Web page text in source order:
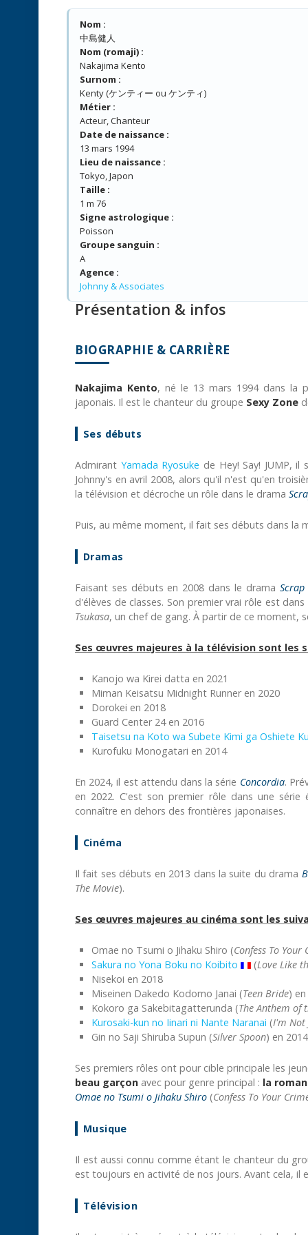
Nom :
中島健人
Nom (romaji) :
Nakajima Kento
Surnom :
Kenty (ケンティー ou ケンティ)
Métier :
Acteur, Chanteur
Date de naissance :
13 mars 1994
Lieu de naissance :
Tokyo, Japon
Taille :
1 m 76
Signe astrologique :
Poisson
Groupe sanguin :
A
Agence :
Johnny & Associates
Présentation & infos
BIOGRAPHIE & CARRIÈRE
Nakajima Kento, né le 13 mars 1994 dans la
japonais. Il est le chanteur du groupe Sexy Zone
Ses débuts
Admirant Yamada Ryosuke de Hey! Say! JUMP,
Johnny's en avril 2008, alors qu'il n'est qu'en
la télévision et décroche un rôle dans le drama
Puis, au même moment, il fait ses débuts dans
Dramas
Faisant ses débuts en 2008 dans le drama Scrap
d'élèves de classes. Son premier vrai rôle est
Tsukasa, un chef de gang. À partir de ce moment,
Ses œuvres majeures à la télévision sont les
Kanojo wa Kirei datta en 2021
Miman Keisatsu Midnight Runner en 2020
Dorokei en 2018
Guard Center 24 en 2016
Taisetsu na Koto wa Subete Kimi ga Oshiete
Kurofuku Monogatari en 2014
En 2024, il est attendu dans la série Concordia.
en 2022. C'est son premier rôle dans une
connaître en dehors des frontières japonaises.
Cinéma
Il fait ses débuts en 2013 dans la suite du drama
The Movie).
Ses œuvres majeures au cinéma sont les
Omae no Tsumi o Jihaku Shiro (Confess To Your
Sakura no Yona Boku no Koibito
(Love Like
Nisekoi en 2018
Miseinen Dakedo Kodomo Janai (Teen Bride)
Kokoro ga Sakebitagatterunda (The Anthem of
Kurosaki-kun no Iinari ni Nante Naranai (I'm Not
Gin no Saji Shiruba Supun (Silver Spoon) en 2014
Ses premiers rôles ont pour cible principale les
beau garçon avec pour genre principal : la
Omae no Tsumi o Jihaku Shiro (Confess To Your
Musique
Il est aussi connu comme étant le chanteur du
est toujours en activité de nos jours. Avant cela,
Télévision